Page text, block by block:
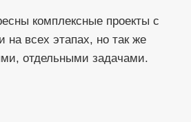
комплексные проекты с
на всех этапах, но так же
отдельными задачами.